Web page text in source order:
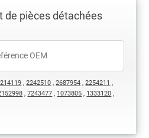
de pièces détachées
,2242510 ,2687954 ,2254211 ,
,7243477 , 1073805 , 1333120 ,